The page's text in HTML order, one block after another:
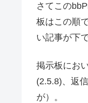
さてこの
板はこの順
い記事が下
掲示板にお
(2.5.8)、返
が）。